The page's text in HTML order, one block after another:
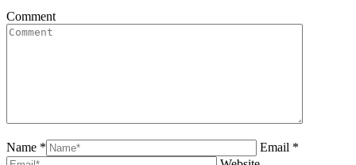
Comment
Name *
Email *